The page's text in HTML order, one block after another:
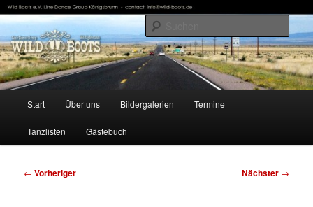
Zum
primären
Inhalt
springenWildBoots
Line Dance Group Königsbrunn
Start Über uns Bildergalerien Termine
Tanzlisten Gästebuch
Beitragsnavigation
← Vorheriger Nächster →